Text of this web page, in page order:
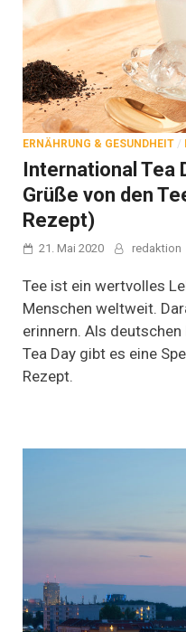
ERNÄHRUNG & GESUNDHEIT /
International Tea
Grüße von den
Rezept)
21. Mai 2020 redaktion
Tee ist ein wertvolles
Menschen weltweit.
erinnern. Als
Tea Day gibt es eine
Rezept.